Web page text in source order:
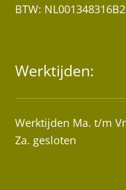
BTW:
Werktijden:
Werktijden Ma. t/m
Za. gesloten